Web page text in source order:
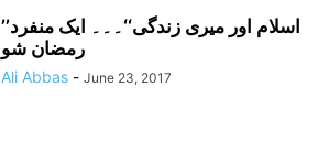
’’اسلام اور میری زندگی‘‘۔۔۔ ایک منفرد
رمضان شو
Ali Abbas - June 23, 2017